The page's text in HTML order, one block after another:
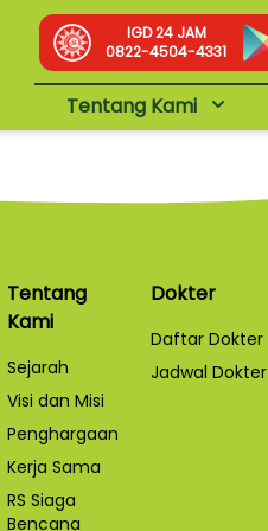
IGD 24 JAM
0822-4504-4331
Tentang Kami
Tentang
Kami
Sejarah
Visi dan Misi
Penghargaan
Kerja Sama
RS Siaga
Bencana
Dokter
Daftar Dokter
Jadwal Dokter